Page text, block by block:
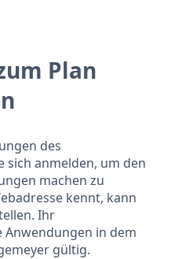
Plan
des
sich anmelden, um den
machen zu
kennt, kann
Ihr
in dem
gültig.